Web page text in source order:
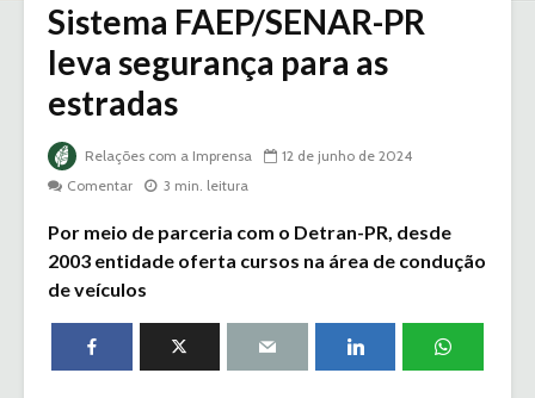
Sistema FAEP/SENAR-PR
leva segurança para as
estradas
Relações com a Imprensa
12 de junho de 2024
Comentar
3 min. leitura
Por meio de parceria com o Detran-PR, desde
2003 entidade oferta cursos na área de condução
de veículos